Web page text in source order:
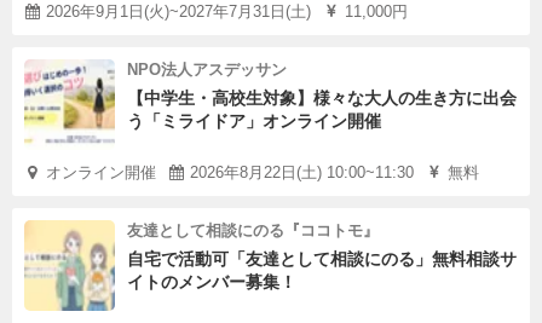
2026年9月1日(火)~2027年7月31日(土)
11,000円
NPO法人アスデッサン
【中学生・高校生対象】様々な大人の生き方に出会
う「ミライドア」オンライン開催
オンライン開催 2026年8月22日(土) 10:00~11:30 無料
友達として相談にのる『ココトモ』
自宅で活動可「友達として相談にのる」無料相談サ
イトのメンバー募集！